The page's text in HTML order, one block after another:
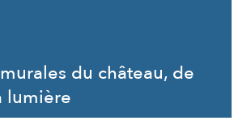
du château, de
lumière